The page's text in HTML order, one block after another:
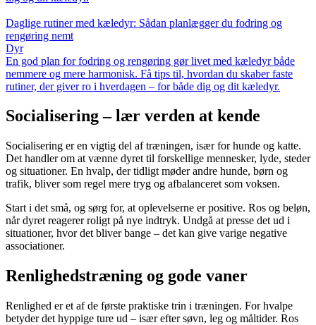
Daglige rutiner med kæledyr: Sådan planlægger du fodring og
rengøring nemt
Dyr
En god plan for fodring og rengøring gør livet med kæledyr både
nemmere og mere harmonisk. Få tips til, hvordan du skaber faste
rutiner, der giver ro i hverdagen – for både dig og dit kæledyr.
Socialisering – lær verden at kende
Socialisering er en vigtig del af træningen, især for hunde og katte.
Det handler om at vænne dyret til forskellige mennesker, lyde, steder
og situationer. En hvalp, der tidligt møder andre hunde, børn og
trafik, bliver som regel mere tryg og afbalanceret som voksen.
Start i det små, og sørg for, at oplevelserne er positive. Ros og beløn,
når dyret reagerer roligt på nye indtryk. Undgå at presse det ud i
situationer, hvor det bliver bange – det kan give varige negative
associationer.
Renlighedstræning og gode vaner
Renlighed er et af de første praktiske trin i træningen. For hvalpe
betyder det hyppige ture ud – især efter søvn, leg og måltider. Ros